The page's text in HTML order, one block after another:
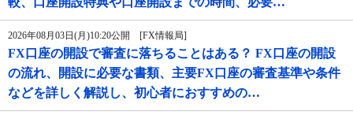
2026年08月03日(月)10:20公開 [FX情報局]
FX口座の開設で審査に落ちることはある？ FX口座の開設
の流れ、開設に必要な書類、主要FX口座の審査基準や条件
などを詳しく解説し、初心者におすすめの…